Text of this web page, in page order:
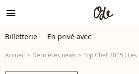
menu
Billetterie En privé avec
Accueil Dernières news Top Chef 2015 : Les candidats